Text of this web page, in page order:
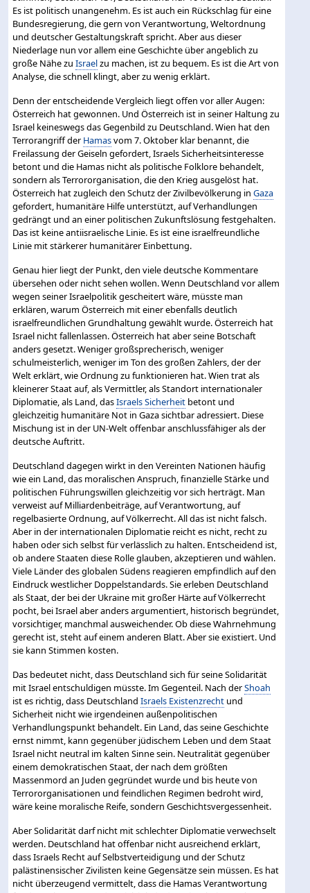
Es ist politisch unangenehm. Es ist auch ein Rückschlag für eine
Bundesregierung, die gern von Verantwortung, Weltordnung
und deutscher Gestaltungskraft spricht. Aber aus dieser
Niederlage nun vor allem eine Geschichte über angeblich zu
große Nähe zuIsraelzu machen, ist zu bequem. Es ist die Art von
Analyse, die schnell klingt, aber zu wenig erklärt.
Denn der entscheidende Vergleich liegt offen vor aller Augen:
Österreich hat gewonnen. Und Österreich ist in seiner Haltung zu
Israel keineswegs das Gegenbild zu Deutschland. Wien hat den
Terrorangriff der Hamasvom 7. Oktober klar benannt, die
Freilassung der Geiseln gefordert, Israels Sicherheitsinteresse
betont und die Hamas nicht als politische Folklore behandelt,
sondern als Terrororganisation, die den Krieg ausgelöst hat.
Österreich hat zugleich den Schutz der Zivilbevölkerung inGaza
gefordert, humanitäre Hilfe unterstützt, auf Verhandlungen
gedrängt und an einer politischen Zukunftslösung festgehalten.
Das ist keine antiisraelische Linie. Es ist eine israelfreundliche
Linie mit stärkerer humanitärer Einbettung.
Genau hier liegt der Punkt, den viele deutsche Kommentare
übersehen oder nicht sehen wollen. Wenn Deutschland vor allem
wegen seiner Israelpolitik gescheitert wäre, müsste man
erklären, warum Österreich mit einer ebenfalls deutlich
israelfreundlichen Grundhaltung gewählt wurde. Österreich hat
Israel nicht fallenlassen. Österreich hat aber seine Botschaft
anders gesetzt. Weniger großsprecherisch, weniger
schulmeisterlich, weniger im Ton des großen Zahlers, der der
Welt erklärt, wie Ordnung zu funktionieren hat. Wien trat als
kleinerer Staat auf, als Vermittler, als Standort internationaler
Diplomatie, als Land, dasIsraels Sicherheit betont und
gleichzeitig humanitäre Not in Gaza sichtbar adressiert. Diese
Mischung ist in der UN-Welt offenbar anschlussfähiger als der
deutsche Auftritt.
Deutschland dagegen wirkt in den Vereinten Nationen häufig
wie ein Land, das moralischen Anspruch, finanzielle Stärke und
politischen Führungswillen gleichzeitig vor sich herträgt. Man
verweist auf Milliardenbeiträge, auf Verantwortung, auf
regelbasierte Ordnung, auf Völkerrecht. All das ist nicht falsch.
Aber in der internationalen Diplomatie reicht es nicht, recht zu
haben oder sich selbst für verlässlich zu halten. Entscheidend ist,
ob andere Staaten diese Rolle glauben, akzeptieren und wählen.
Viele Länder des globalen Südens reagieren empfindlich auf den
Eindruck westlicher Doppelstandards. Sie erleben Deutschland
als Staat, der bei der Ukraine mit großer Härte auf Völkerrecht
pocht, bei Israel aber anders argumentiert, historisch begründet,
vorsichtiger, manchmal ausweichender. Ob diese Wahrnehmung
gerecht ist, steht auf einem anderen Blatt. Aber sie existiert. Und
sie kann Stimmen kosten.
Das bedeutet nicht, dass Deutschland sich für seine Solidarität
mit Israel entschuldigen müsste. Im Gegenteil. Nach derShoah
ist es richtig, dass DeutschlandIsraels Existenzrecht und
Sicherheit nicht wie irgendeinen außenpolitischen
Verhandlungspunkt behandelt. Ein Land, das seine Geschichte
ernst nimmt, kann gegenüber jüdischem Leben und dem Staat
Israel nicht neutral im kalten Sinne sein. Neutralität gegenüber
einem demokratischen Staat, der nach dem größten
Massenmord an Juden gegründet wurde und bis heute von
Terrororganisationen und feindlichen Regimen bedroht wird,
wäre keine moralische Reife, sondern Geschichtsvergessenheit.
Aber Solidarität darf nicht mit schlechter Diplomatie verwechselt
werden. Deutschland hat offenbar nicht ausreichend erklärt,
dass Israels Recht auf Selbstverteidigung und der Schutz
palästinensischer Zivilisten keine Gegensätze sein müssen. Es hat
nicht überzeugend vermittelt, dass die Hamas Verantwortung